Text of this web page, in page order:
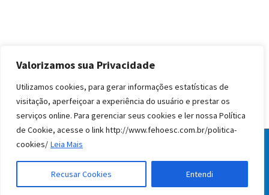
Valorizamos sua Privacidade
Utilizamos cookies, para gerar informações estatísticas de
visitação, aperfeiçoar a experiência do usuário e prestar os
serviços online. Para gerenciar seus cookies e ler nossa Política
de Cookie, acesse o link http://www.fehoesc.com.br/politica-
cookies/ Leia Mais
Recusar Cookies Entendi
© Todos os direitos reservados FEHOESC 2020
linkedin